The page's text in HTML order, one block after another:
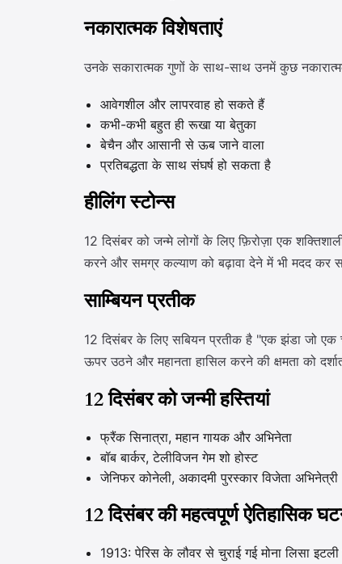
नकारात्मक विशेषताएं
उनके सकारात्मक गुणों के साथ-साथ उनमें कुछ
आवेगशील और लापरवाह हो सकते हैं
कभी-कभी बहुत ही रूखा या बेतुका
बेचैन और आसानी से ऊब जाने वाला
प्रतिबद्धता के साथ संघर्ष हो सकता है
हीलिंग स्टोन्स
12 दिसंबर को जन्मे लोगों के लिए फ़िरोज़ा एक
करने और समग्र कल्याण को बढ़ावा देने में भी मदद कर
साम्बियन प्रतीक
12 दिसंबर के लिए सबियन प्रतीक है "एक झंडा जो एक
ऊपर उठने और महानता हासिल करने की क्षमता को
12 दिसंबर को जन्मी हस्तियां
फ्रैंक सिनात्रा, महान गायक और अभिनेता
बॉब बार्कर, टेलीविजन गेम शो होस्ट
जेनिफर कोनेली, अकादमी पुरस्कार विजेता अभिनेत्री
12 दिसंबर की महत्वपूर्ण ऐतिहासिक
1913: पेरिस के लौवर से चुराई गई मोना लिसा